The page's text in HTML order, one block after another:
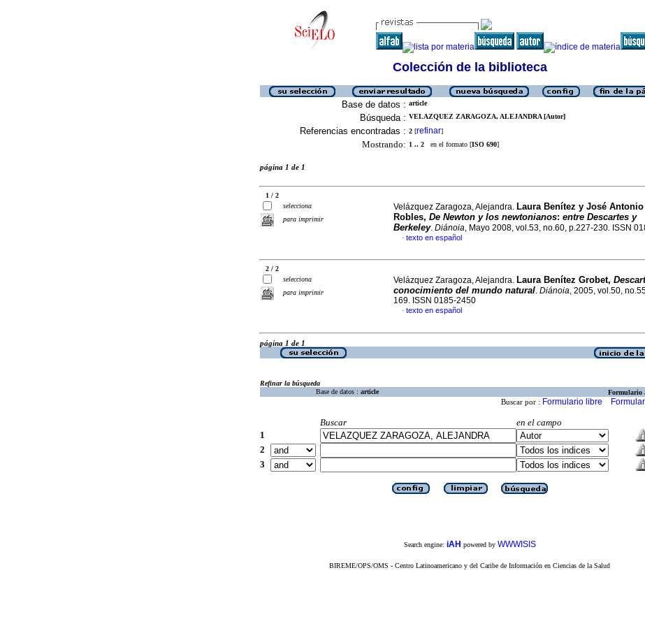
Colección de la biblioteca
Base de datos : article
Búsqueda : VELAZQUEZ ZARAGOZA, ALEJANDRA [Autor]
Referencias encontradas : 2 [refinar]
Mostrando: 1 .. 2 en el formato [ISO 690]
página 1 de 1
1 / 2
selecciona
para imprimir
Velázquez Zaragoza, Alejandra. Laura Benítez y José Antonio
Robles, De Newton y los newtonianos: entre Descartes y
Berkeley. Diánoia, Mayo 2008, vol.53, no.60, p.227-230. ISSN
· texto en español
2 / 2
selecciona
para imprimir
Velázquez Zaragoza, Alejandra. Laura Benítez Grobet,
conocimiento del mundo natural. Diánoia, 2005, vol.50,
169. ISSN 0185-2450
· texto en español
página 1 de 1
Refinar la búsqueda
Base de datos : article Formulario
Buscar por : Formulario libre
Buscar
en el campo
1
2
3
Search engine: iAH powered by WWWISIS
BIREME/OPS/OMS - Centro Latinoamericano y del Caribe de Información en Ciencias de la Salud